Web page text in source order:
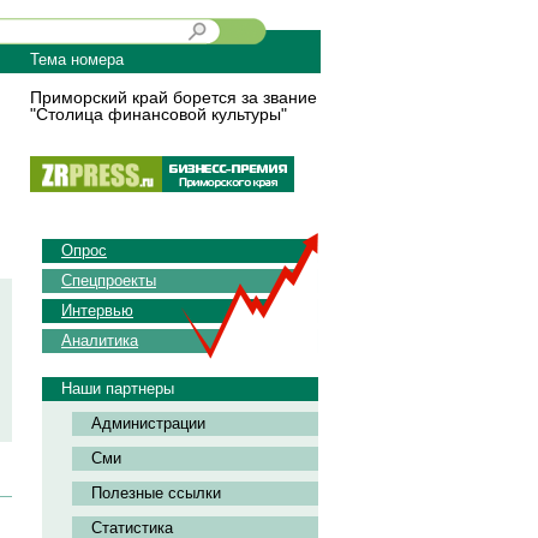
Тема номера
Приморский край борется за звание
"Столица финансовой культуры"
Опрос
Спецпроекты
Интервью
Аналитика
Наши партнеры
Администрации
Сми
Полезные ссылки
Статистика